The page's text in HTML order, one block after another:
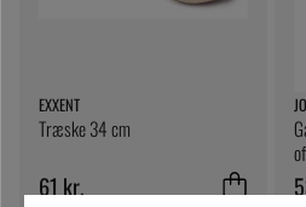
EXXENT
Træske 34 cm
61 kr.